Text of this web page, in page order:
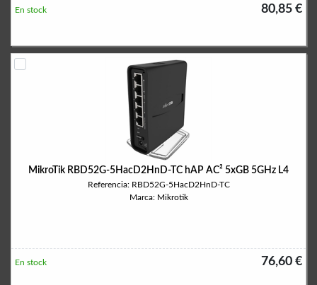
80,85 €
En stock
MikroTik RBD52G-5HacD2HnD-TC hAP AC² 5xGB 5GHz L4
Referencia: RBD52G-5HacD2HnD-TC
Marca: Mikrotik
76,60 €
En stock